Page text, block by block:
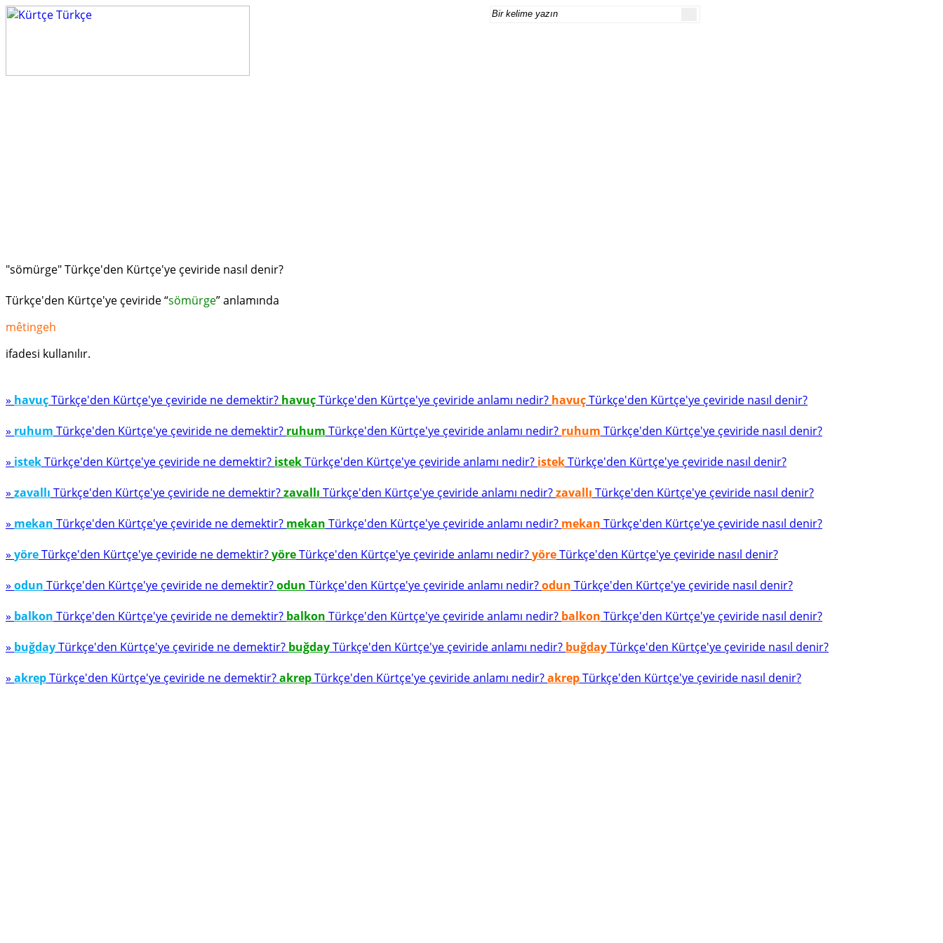
"sömürge" Türkçe'den Kürtçe'ye çeviride nasıl denir?
Türkçe'den Kürtçe'ye çeviride “sömürge” anlamında
mêtingeh
ifadesi kullanılır.
» havuçTürkçe'den Kürtçe'ye çeviride ne demektir? havuçTürkçe'den Kürtçe'ye çeviride anlamı nedir? havuçTürkçe'den Kürtçe'ye çeviride nasıl denir?
» ruhum Türkçe'den Kürtçe'ye çeviride ne demektir? ruhum Türkçe'den Kürtçe'ye çeviride anlamı nedir? ruhum Türkçe'den Kürtçe'ye çeviride nasıl denir?
» istekTürkçe'den Kürtçe'ye çeviride ne demektir? istekTürkçe'den Kürtçe'ye çeviride anlamı nedir? istekTürkçe'den Kürtçe'ye çeviride nasıl denir?
» zavallı Türkçe'den Kürtçe'ye çeviride ne demektir?zavallı Türkçe'den Kürtçe'ye çeviride anlamı nedir?zavallı Türkçe'den Kürtçe'ye çeviride nasıl denir?
» mekan Türkçe'den Kürtçe'ye çeviride ne demektir? mekan Türkçe'den Kürtçe'ye çeviride anlamı nedir? mekan Türkçe'den Kürtçe'ye çeviride nasıl denir?
» yöreTürkçe'den Kürtçe'ye çeviride ne demektir?yöreTürkçe'den Kürtçe'ye çeviride anlamı nedir?yöreTürkçe'den Kürtçe'ye çeviride nasıl denir?
» odun Türkçe'den Kürtçe'ye çeviride ne demektir?odun Türkçe'den Kürtçe'ye çeviride anlamı nedir?odun Türkçe'den Kürtçe'ye çeviride nasıl denir?
» balkon Türkçe'den Kürtçe'ye çeviride ne demektir? balkon Türkçe'den Kürtçe'ye çeviride anlamı nedir? balkon Türkçe'den Kürtçe'ye çeviride nasıl denir?
» buğdayTürkçe'den Kürtçe'ye çeviride ne demektir? buğdayTürkçe'den Kürtçe'ye çeviride anlamı nedir? buğdayTürkçe'den Kürtçe'ye çeviride nasıl denir?
» akrepTürkçe'den Kürtçe'ye çeviride ne demektir?akrepTürkçe'den Kürtçe'ye çeviride anlamı nedir?akrepTürkçe'den Kürtçe'ye çeviride nasıl denir?